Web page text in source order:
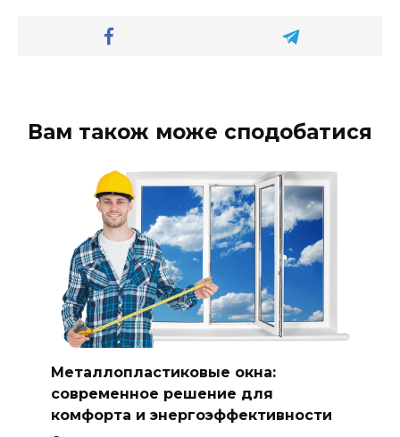
Вам також може сподобатися
Металлопластиковые окна:
современное решение для
комфорта и энергоэффективности